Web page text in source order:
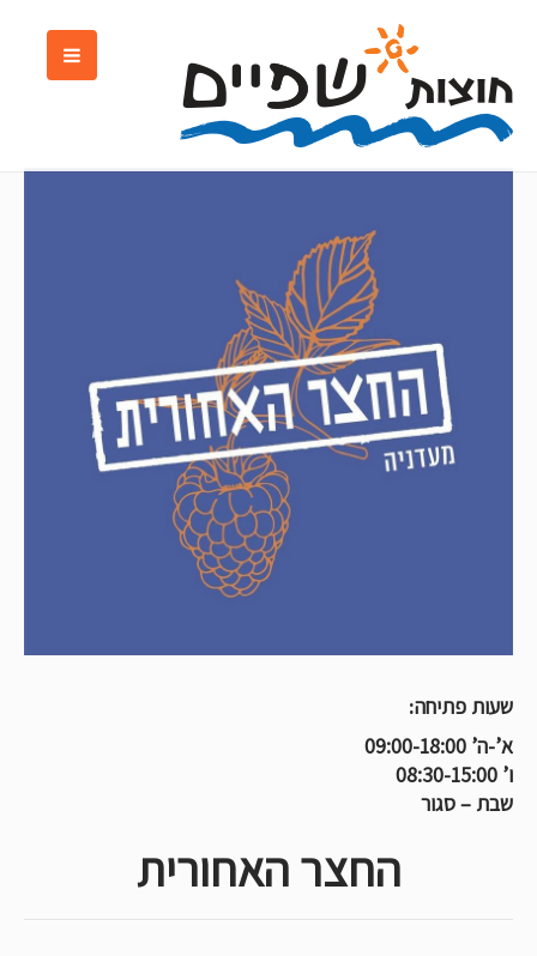
שעות פתיחה:
א’-ה’ 09:00-18:00
ו’ 08:30-15:00
שבת – סגור
החצר האחורית